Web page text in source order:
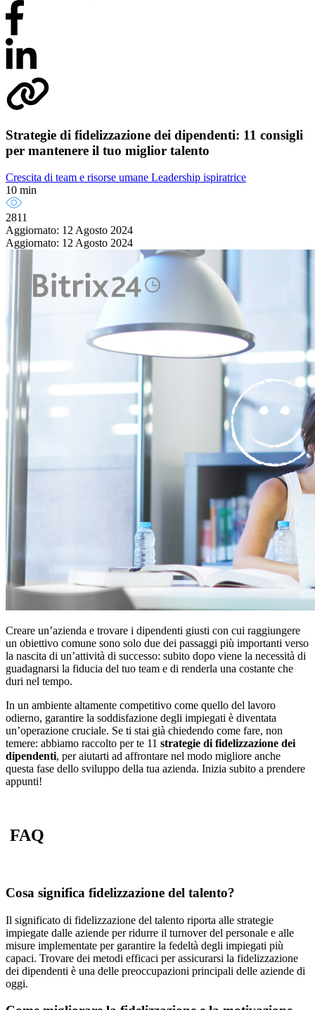
Strategie di fidelizzazione dei dipendenti: 11 consigli
per mantenere il tuo miglior talento
Crescita di team e risorse umane Leadership ispiratrice
10 min
2811
Aggiornato: 12 Agosto 2024
Aggiornato: 12 Agosto 2024
Creare un’azienda e trovare i dipendenti giusti con cui raggiungere
un obiettivo comune sono solo due dei passaggi più importanti verso
la nascita di un’attività di successo: subito dopo viene la necessità di
guadagnarsi la fiducia del tuo team e di renderla una costante che
duri nel tempo.
In un ambiente altamente competitivo come quello del lavoro
odierno, garantire la soddisfazione degli impiegati è diventata
un’operazione cruciale. Se ti stai già chiedendo come fare, non
temere: abbiamo raccolto per te 11 strategie di fidelizzazione dei
dipendenti, per aiutarti ad affrontare nel modo migliore anche
questa fase dello sviluppo della tua azienda. Inizia subito a prendere
appunti!
FAQ
Cosa significa fidelizzazione del talento?
Il significato di fidelizzazione del talento riporta alle strategie
impiegate dalle aziende per ridurre il turnover del personale e alle
misure implementate per garantire la fedeltà degli impiegati più
capaci. Trovare dei metodi efficaci per assicurarsi la fidelizzazione
dei dipendenti è una delle preoccupazioni principali delle aziende di
oggi.